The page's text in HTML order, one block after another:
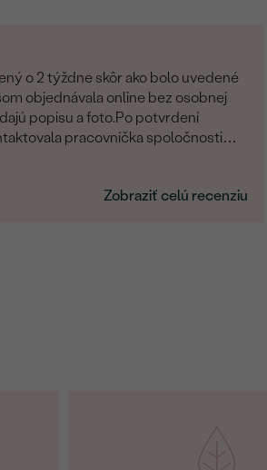
o 2 týždne skôr ako bolo uvedené
objednávala online bez osobnej
popisu a foto.Po potvrdení
pracovníčka spoločnosti
v prípade nevyhovujúcej veľkosti.
prístup a starostlivosť o
Zobraziť celú recenziu